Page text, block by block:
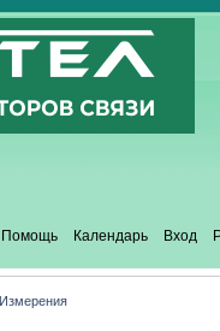
Помощь Календарь Вход
Измерения